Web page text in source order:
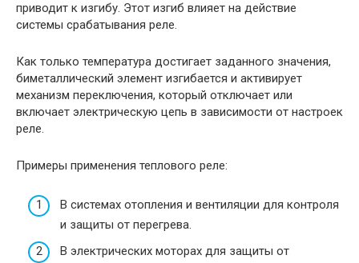
приводит к изгибу. Этот изгиб влияет на действие
системы срабатывания реле.
Как только температура достигает заданного значения,
биметаллический элемент изгибается и активирует
механизм переключения, который отключает или
включает электрическую цепь в зависимости от настроек
реле.
Примеры применения теплового реле:
В системах отопления и вентиляции для контроля
и защиты от перегрева.
В электрических моторах для защиты от